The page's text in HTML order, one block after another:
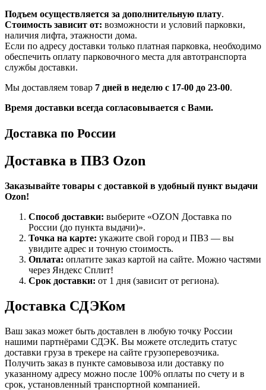
Подъем осуществляется за дополнительную плату.
Стоимость зависит от: возможности и условий парковки,
наличия лифта, этажности дома.
Если по адресу доставки только платная парковка, необходимо
обеспечить оплату парковочного места для автотранспорта
службы доставки.
Мы доставляем товар 7 дней в неделю с 17-00 до 23-00.
Время доставки всегда согласовывается с Вами.
Доставка по России
Доставка в ПВЗ Ozon
Заказывайте товары с доставкой в удобный пункт выдачи
Ozon!
Способ доставки: выберите «OZON Доставка по
России (до пункта выдачи)».
Точка на карте: укажите свой город и ПВЗ — вы
увидите адрес и точную стоимость.
Оплата: оплатите заказ картой на сайте. Можно частями
через Яндекс Сплит!
Срок доставки: от 1 дня (зависит от региона).
Доставка СДЭКом
Ваш заказ может быть доставлен в любую точку России
нашими партнёрами СДЭК. Вы можете отследить статус
доставки груза в трекере на сайте грузоперевозчика.
Получить заказ в пункте самовывоза или доставку по
указанному адресу можно после 100% оплаты по счету и в
срок, установленный транспортной компанией.